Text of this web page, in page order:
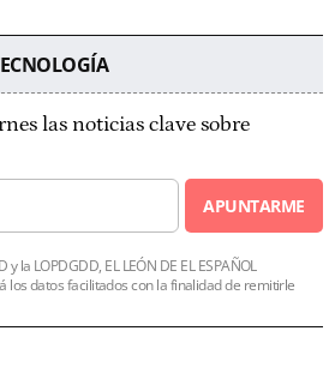
las noticias clave sobre
APUNTARME
la LOPDGDD, EL LEÓN DE EL ESPAÑOL
los datos facilitados con la finalidad de remitirle